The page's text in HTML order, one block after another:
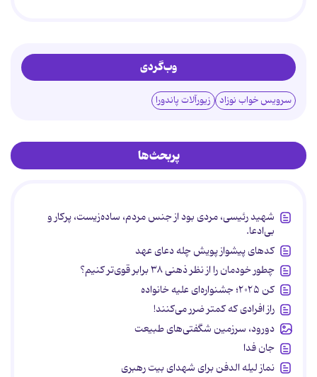
وب‌گردی
سرویس خواب نوزاد زیورآلات پاندورا
پربحث‌ها
شهید رئیسی، مردی بود از جنس مردم، ساده‌زیست، پرکار و
بی‌ادعا.
کدهای پیشواز پویش چله دعای عهد
چطور خودمان را از نظر ذهنی ۳۸ برابر قوی‌تر کنیم؟
کن ۲۰۲۵؛ جشنواره‌ای علیه خانواده
راز افرادی که کمتر ضرر می‌کنند!
دورود، سرزمین شگفتی‌های طبیعت
جان فدا
نماز لیله الدفن برای شهدای بیت رهبری